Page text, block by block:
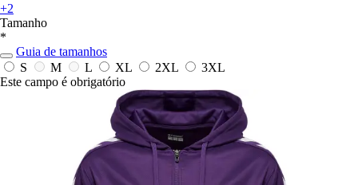
+2
Tamanho
*
Guia de tamanhos
S
M L XL 2XL
3XL
Este campo é obrigatório